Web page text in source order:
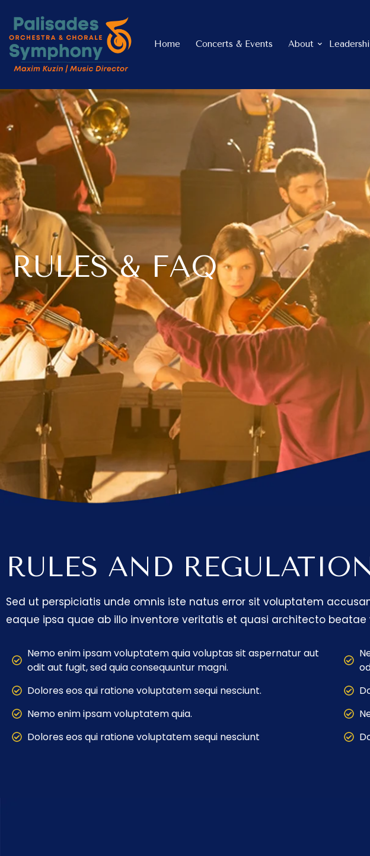
Home Concerts & Events About
RULES & FAQ
RULES AND
Sed ut perspiciatis unde omnis iste natus error sit voluptatem
eaque ipsa quae ab illo inventore veritatis et quasi architecto
Nemo enim ipsam voluptatem quia voluptas sit aspernatur aut
odit aut fugit, sed quia consequuntur magni.
Dolores eos qui ratione voluptatem sequi nesciunt.
Nemo enim ipsam voluptatem quia.
Dolores eos qui ratione voluptatem sequi nesciunt